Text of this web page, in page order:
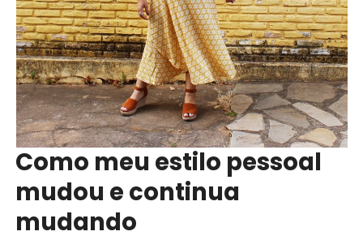
Como meu estilo pessoal
mudou e continua
mudando